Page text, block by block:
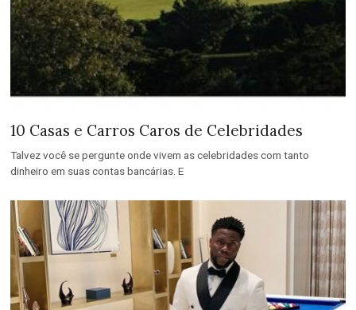
10 Casas e Carros Caros de Celebridades
Talvez você se pergunte onde vivem as celebridades com tanto
dinheiro em suas contas bancárias. E